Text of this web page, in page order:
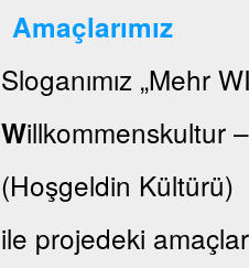
Amaçlarımız
Sloganımız „Mehr
Willkommenskultur
(Hoşgeldin
ile projedeki